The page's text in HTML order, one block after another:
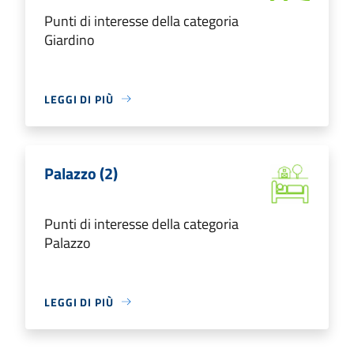
Punti di interesse della categoria
Giardino
LEGGI DI PIÙ
Palazzo (2)
Punti di interesse della categoria
Palazzo
LEGGI DI PIÙ